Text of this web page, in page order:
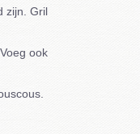
zijn. Gril
ook